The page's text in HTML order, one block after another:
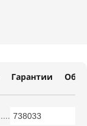
Гарантии
738033